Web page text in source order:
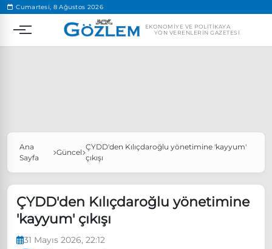
Cumartesi, 8 Ağustos 2026
EKONOMIYE VE POLITIKAYA
YÖN VERENLERIN GAZETESI
Popüler Aramalar
Özgür Özel, Ekrem İmamoğlu’nu ziyaret edecek
Ünlü çift bir etkinliğe daha katılmama kararı aldı
Ana
Sayfa
Güncel
ÇYDD'den Kılıçdaroğlu yönetimine 'kayyum'
çıkışı
ÇYDD'den Kılıçdaroğlu yönetimine
'kayyum' çıkışı
31 Mayıs 2026, 22:12